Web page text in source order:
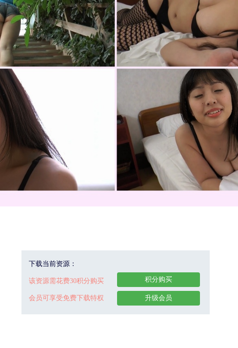
下载当前资源：
该资源需花费30积分购买
会员可享受免费下载特权
积分购买
升级会员